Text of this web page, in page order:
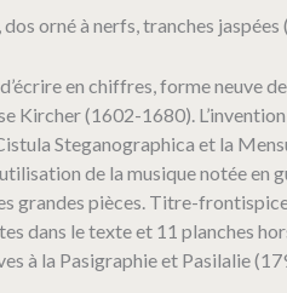
orné à nerfs, tranches jaspées
en chiffres, forme neuve
(1602-1680).
Steganographica et la
de la musique notée en
grandes pièces. Titre-
dans le texte et 11 planches
à la Pasigraphie et Pasilalie